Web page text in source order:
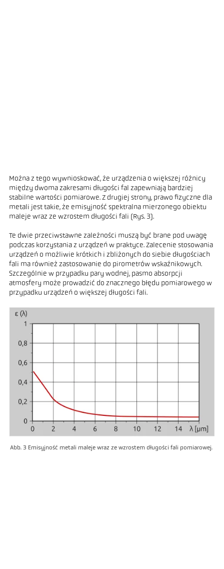
Można z tego wywnioskować, że urządzenia o większej różnicy
między dwoma zakresami długości fal zapewniają bardziej
stabilne wartości pomiarowe. Z drugiej strony, prawo fizyczne dla
metali jest takie, że emisyjność spektralna mierzonego obiektu
maleje wraz ze wzrostem długości fali (Rys. 3).
Te dwie przeciwstawne zależności muszą być brane pod uwagę
podczas korzystania z urządzeń w praktyce. Zalecenie stosowania
urządzeń o możliwie krótkich i zbliżonych do siebie długościach
fali ma również zastosowanie do pirometrów wskaźnikowych.
Szczególnie w przypadku pary wodnej, pasmo absorpcji
atmosfery może prowadzić do znacznego błędu pomiarowego w
przypadku urządzeń o większej długości fali.
Abb. 3 Emisyjność metali maleje wraz ze wzrostem długości fali pomiarowej.